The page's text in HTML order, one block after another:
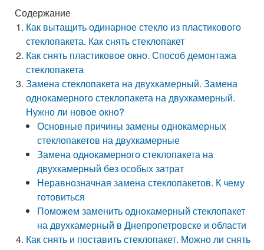
Содержание
Как вытащить одинарное стекло из пластикового
стеклопакета. Как снять стеклопакет
Как снять пластиковое окно. Способ демонтажа
стеклопакета
Замена стеклопакета на двухкамерный. Замена
однокамерного стеклопакета на двухкамерный.
Нужно ли новое окно?
Основные причины замены однокамерных
стеклопакетов на двухкамерные
Замена однокамерного стеклопакета на
двухкамерный без особых затрат
Неравнозначная замена стеклопакетов. К чему
готовиться
Поможем заменить однокамерный стеклопакет
на двухкамерный в Днепропетровске и области
Как снять и поставить стеклопакет. Можно ли снять